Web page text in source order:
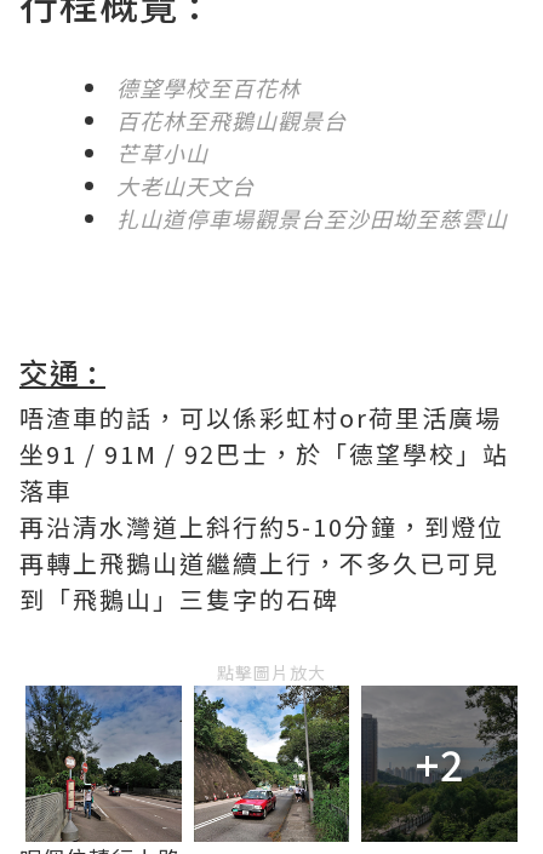
德望學校至百花林
百花林至飛鵝山觀景台
芒草小山
大老山天文台
扎山道停車場觀景台至沙田坳至慈雲山
交通 :
唔渣車的話，可以係彩虹村or荷里活廣場
坐91 / 91M / 92巴士，於「德望學校」站
落車
再沿清水灣道上斜行約5-10分鐘，到燈位
再轉上飛鵝山道繼續上行，不多久已可見
到「飛鵝山」三隻字的石碑
點擊圖片放大
+2